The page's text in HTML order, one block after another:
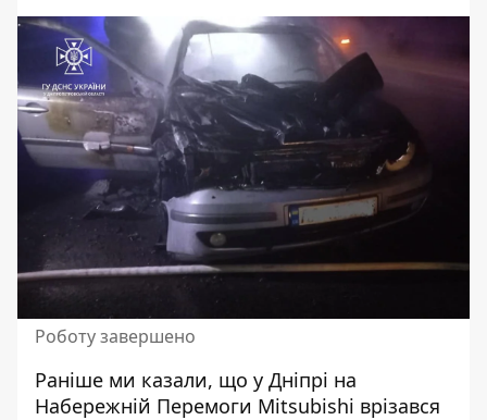
Роботу завершено
Раніше ми казали, що у Дніпрі на
Набережній Перемоги Mitsubishi врізався